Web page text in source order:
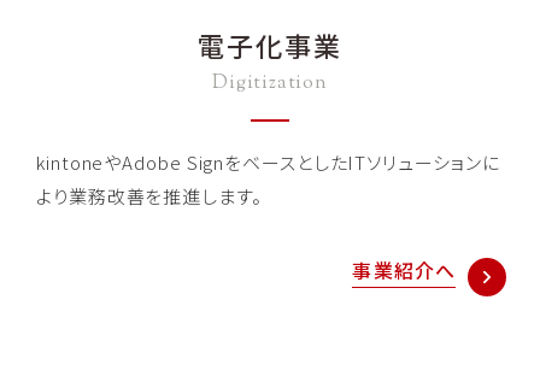
電子化事業
Digitization
kintoneやAdobe SignをベースとしたITソリューションに
より業務改善を推進します。
事業紹介へ